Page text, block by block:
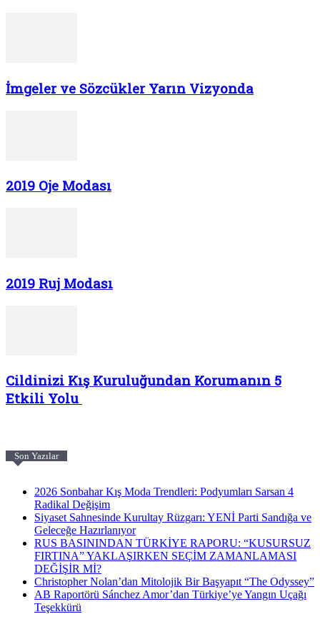
İmgeler ve Sözcükler Yarın Vizyonda
2019 Oje Modası
2019 Ruj Modası
Cildinizi Kış Kuruluğundan Korumanın 5
Etkili Yolu
Son Yazılar
2026 Sonbahar Kış Moda Trendleri: Podyumları Sarsan 4
Radikal Değişim
Siyaset Sahnesinde Kurultay Rüzgarı: YENİ Parti Sandığa ve
Geleceğe Hazırlanıyor
RUS BASININDAN TÜRKİYE RAPORU: “KUSURSUZ
FIRTINA” YAKLAŞIRKEN SEÇİM ZAMANLAMASI
DEĞİŞİR Mİ?
Christopher Nolan’dan Mitolojik Bir Başyapıt “The Odyssey”
AB Raportörü Sánchez Amor’dan Türkiye’ye Yangın Uçağı
Teşekkürü